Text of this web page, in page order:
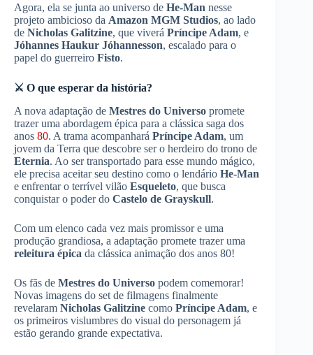
Agora, ela se junta ao universo de He-Man nesse
projeto ambicioso da Amazon MGM Studios, ao lado
de Nicholas Galitzine, que viverá Príncipe Adam, e
Jóhannes Haukur Jóhannesson, escalado para o
papel do guerreiro Fisto.
⚔️ O que esperar da história?
A nova adaptação de Mestres do Universo promete
trazer uma abordagem épica para a clássica saga dos
anos 80. A trama acompanhará Príncipe Adam, um
jovem da Terra que descobre ser o herdeiro do trono de
Eternia. Ao ser transportado para esse mundo mágico,
ele precisa aceitar seu destino como o lendário He-Man
e enfrentar o terrível vilão Esqueleto, que busca
conquistar o poder do Castelo de Grayskull.
Com um elenco cada vez mais promissor e uma
produção grandiosa, a adaptação promete trazer uma
releitura épica da clássica animação dos anos 80!
Os fãs de Mestres do Universo podem comemorar!
Novas imagens do set de filmagens finalmente
revelaram Nicholas Galitzine como Príncipe Adam, e
os primeiros vislumbres do visual do personagem já
estão gerando grande expectativa.